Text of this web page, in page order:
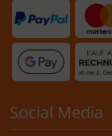
Social Media